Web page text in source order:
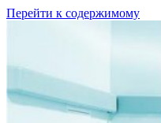
Перейти к содержимому